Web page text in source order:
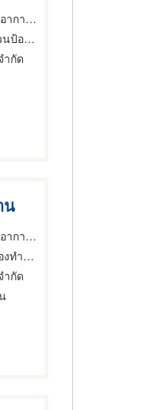
รับซ่อมชิลเลอร์และบำรุงรักษาเครื่องปรับอากาศ - T.S Cool Services
ำความเย็น
ำกัด
น
รับซ่อมชิลเลอร์และบำรุงรักษาเครื่องปรับอากาศ - T.S Cool Services
วามเย็น
ำกัด